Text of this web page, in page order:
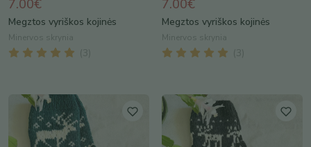
7.00€
Megztos vyriškos kojinės
Minervos skrynia
( 3
7.00€
Megztos vyriškos kojinės
Minervos skrynia
( 3